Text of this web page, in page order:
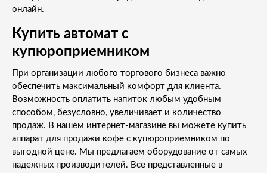
онлайн.
Купить автомат с
купюроприемником
При организации любого торгового бизнеса важно
обеспечить максимальный комфорт для клиента.
Возможность оплатить напиток любым удобным
способом, безусловно, увеличивает и количество
продаж. В нашем интернет-магазине вы можете купить
аппарат для продажи кофе с купюроприемником по
выгодной цене. Мы предлагаем оборудование от самых
надежных производителей. Все представленные в